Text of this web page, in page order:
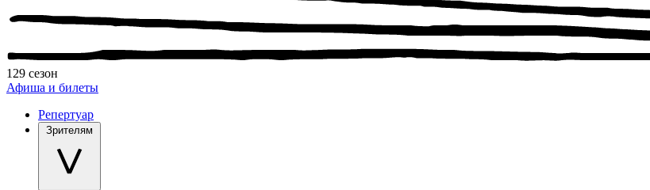
129 сезон
Афиша и билеты
Репертуар
Зрителям